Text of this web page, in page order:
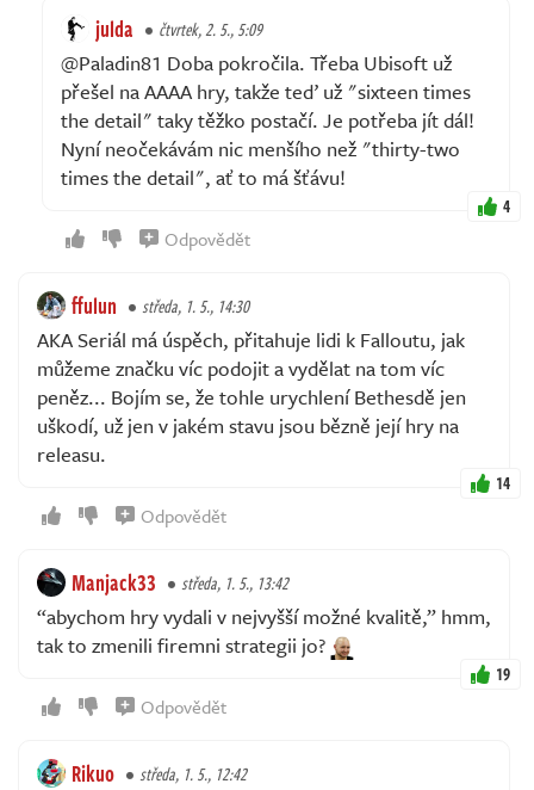
julda čtvrtek, 2. 5., 5:09
@Paladin81 Doba pokročila. Třeba Ubisoft už
přešel na AAAA hry, takže teď už "sixteen times
the detail" taky těžko postačí. Je potřeba jít dál!
Nyní neočekávám nic menšího než "thirty-two
times the detail", ať to má šťávu!
4
Odpovědět
ffulun středa, 1. 5., 14:30
AKA Seriál má úspěch, přitahuje lidi k Falloutu, jak
můžeme značku víc podojit a vydělat na tom víc
peněz... Bojím se, že tohle urychlení Bethesdě jen
uškodí, už jen v jakém stavu jsou bězně její hry na
releasu.
14
Odpovědět
Manjack33 středa, 1. 5., 13:42
“abychom hry vydali v nejvyšší možné kvalitě,” hmm,
tak to zmenili firemni strategii jo?
19
Odpovědět
Rikuo středa, 1. 5., 12:42